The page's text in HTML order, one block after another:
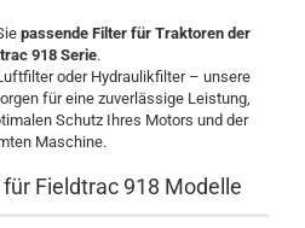
passende Filter für Traktoren der
918 Serie.
oder Hydraulikfilter – unsere
für eine zuverlässige Leistung,
Schutz Ihres Motors und der
Maschine.
Fieldtrac 918 Modelle